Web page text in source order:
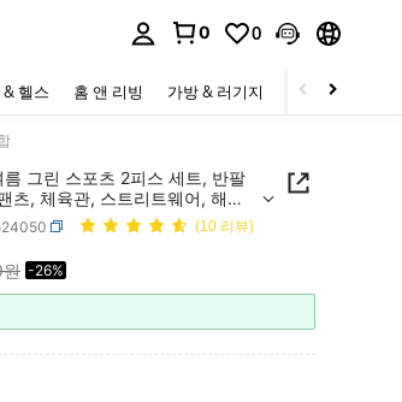
0 0
& 헬스 홈 앤 리빙 가방 & 러기지 스포츠 & 아웃
그린 스포츠 2피스 세트, 반팔
츠, 체육관, 스트리트웨어, 해변
(10 리뷰)
AVAILABILITY
-26%